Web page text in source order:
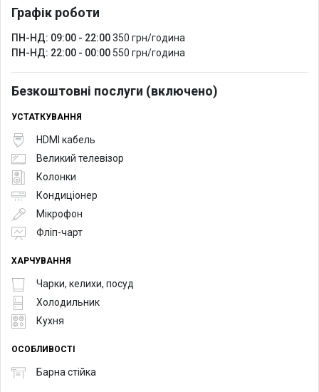
Графік роботи
ПН-НД: 09:00 - 22:00350 грн/година
ПН-НД: 22:00 - 00:00 550 грн/година
Безкоштовні послуги (включено)
УСТАТКУВАННЯ
HDMI кабель
Великий телевізор
Колонки
Кондиціонер
Мікрофон
Фліп-чарт
ХАРЧУВАННЯ
Чарки, келихи, посуд
Холодильник
Кухня
ОСОБЛИВОСТІ
Барна стійка